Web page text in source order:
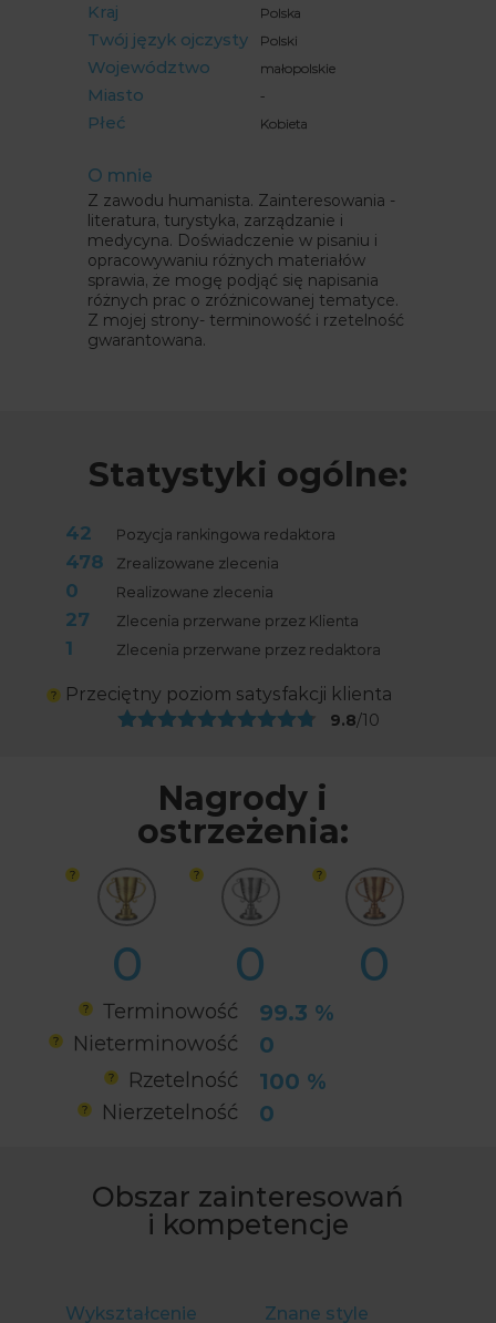
Kraj Polska
Twój język ojczysty Polski
Województwo małopolskie
Miasto -
Płeć Kobieta
O mnie
Z zawodu humanista. Zainteresowania -
literatura, turystyka, zarządzanie i
medycyna. Doświadczenie w pisaniu i
opracowywaniu różnych materiałów
sprawia, że mogę podjąć się napisania
różnych prac o zróżnicowanej tematyce.
Z mojej strony- terminowość i rzetelność
gwarantowana.
Statystyki ogólne:
42 Pozycja rankingowa redaktora
478 Zrealizowane zlecenia
0 Realizowane zlecenia
27 Zlecenia przerwane przez Klienta
1 Zlecenia przerwane przez redaktora
Przeciętny poziom satysfakcji klienta
9.8/10
Nagrody i
ostrzeżenia:
0 0 0
99.3 %
Terminowość
0
Nieterminowość
100 %
Rzetelność
0
Nierzetelność
Obszar zainteresowań
i kompetencje
Wykształcenie
Znane style